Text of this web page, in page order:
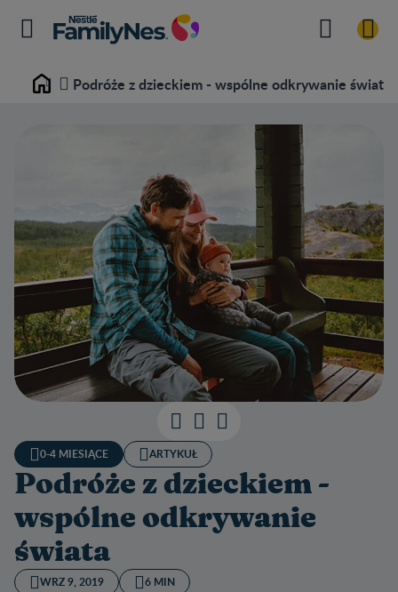
Home Podróże z dzieckiem - wspólne odkrywanie świata
0-4 MIESIĄCE ARTYKUŁ
Podróże z dzieckiem -
wspólne odkrywanie
świata
WRZ 9, 2019 6 MIN